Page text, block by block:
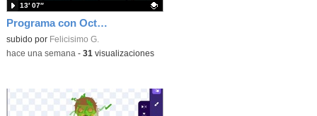
Programa con OctoStudio, un juego de disparos contra Zombies con un cargador basado en el House of the dead
Contenido educativo.
subido por Felicisimo G.
13′ 07″
-hace una semana - 31 visualizaciones